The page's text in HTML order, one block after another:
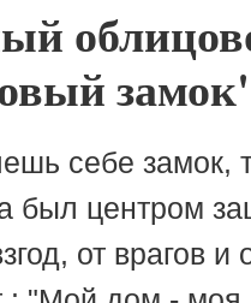
себе замок,
был центром
от врагов